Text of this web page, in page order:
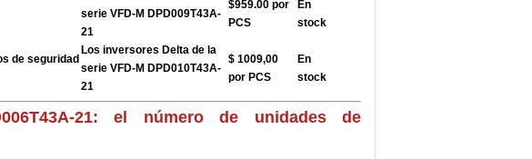
serie VFD-M DPD009T43A-
21
$959.00 por
PCS
En
stock
de seguridad
Los inversores Delta de la
serie VFD-M DPD010T43A-
21
$ 1009,00
por PCS
En
stock
21: el número de unidades de